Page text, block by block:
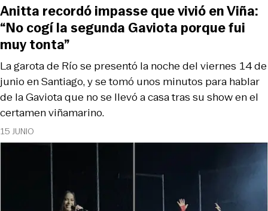
15 JUNIO
La garota de Río se presentó la noche del viernes 14 de
junio en Santiago, y se tomó unos minutos para hablar
de la Gaviota que no se llevó a casa tras su show en el
certamen viñamarino.
Anitta recordó impasse que vivió en Viña:
“No cogí la segunda Gaviota porque fui
muy tonta”